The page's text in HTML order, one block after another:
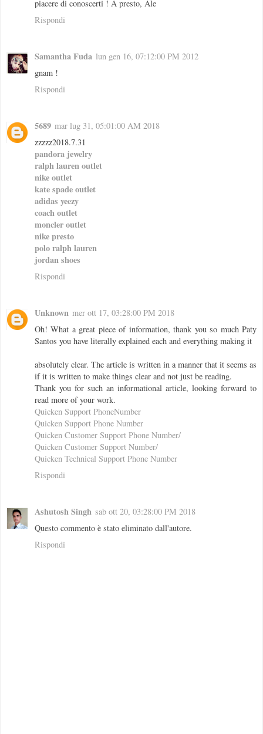
piacere di conoscerti ! A presto, Ale
Rispondi
Samantha Fuda lun gen 16, 07:12:00 PM 2012
gnam !
Rispondi
5689 mar lug 31, 05:01:00 AM 2018
zzzzz2018.7.31
pandora jewelry
ralph lauren outlet
nike outlet
kate spade outlet
adidas yeezy
coach outlet
moncler outlet
nike presto
polo ralph lauren
jordan shoes
Rispondi
Unknown mer ott 17, 03:28:00 PM 2018
Oh! What a great piece of information, thank you so much Paty
Santos you have literally explained each and everything making it
absolutely clear. The article is written in a manner that it seems as
if it is written to make things clear and not just be reading.
Thank you for such an informational article, looking forward to
read more of your work.
Quicken Support PhoneNumber
Quicken Support Phone Number
Quicken Customer Support Phone Number/
Quicken Customer Support Number/
Quicken Technical Support Phone Number
Rispondi
Ashutosh Singh sab ott 20, 03:28:00 PM 2018
Questo commento è stato eliminato dall'autore.
Rispondi